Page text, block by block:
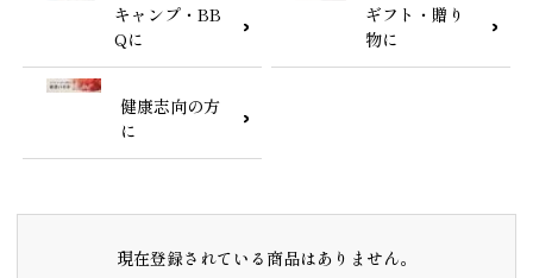
キャンプ・BB
Qに
ギフト・贈り
物に
健康志向の方
に
現在登録されている商品はありません。